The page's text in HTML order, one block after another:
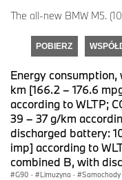
The all-new BMW M5.
POBIERZ
Energy consumption,
km [166.2 – 176.6
according to WLTP;
39 – 37 g/km
discharged battery:
imp] according to
combined B, with
G90 · Limuzyna · Samochody